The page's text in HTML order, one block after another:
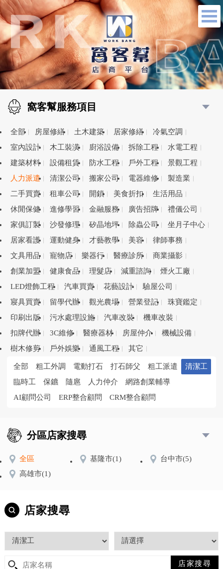
窩客幫服務項目
全部 房屋修繕 土木建築 居家修繕
冷氣空調
室內設計
木工裝潢 廚浴設備 拆除工程
水電工程
建築材料
設備租賃 防水工程 戶外工程
景觀工程
人力派遣
清潔公司 搬家公司 電器維修
製造業
二手買賣
租車公司 開鎖 美食折扣
生活用品
休閒保健
進修學習 金融服務 廣告招牌
禮儀公司
家俱訂製
沙發修理 矽晶地坪 除蟲公司
坐月子中心
居家看護
運動健身 才藝教學 美容
律師事務
文具用品
寵物店 樂器行 醫療診所
商業攝影
創業加盟
健康食品 理髮店 減重諮詢
煙火工廠
LED燈飾工程
汽車買賣 花藝設計
驗屋公司
寢具買賣
留學代辦 觀光農場 營業登記
珠寶鑑定
印刷出版
污水處理設施 汽車改裝
機車改裝
扣牌代辦
3C維修 醫療器材 房屋仲介
機械設備
樹木修剪
戶外娛樂 通風工程 其它
全部 粗工外調 電動打石 打石師父 粗工派遣
清潔工
臨時工
保鑣 隨扈 人力仲介
網路創業輔導
AI顧問公司
ERP整合顧問 CRM整合顧問
分區店家搜尋
全區 基隆市(1) 台中市(5)
高雄市(1)
店家搜尋